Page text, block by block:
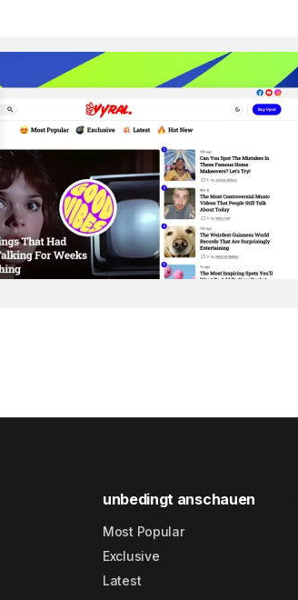
unbedingt anschauen
Most Popular
Exclusive
Latest